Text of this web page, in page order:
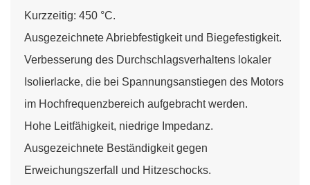
Kurzzeitig: 450 °C.
Ausgezeichnete Abriebfestigkeit und Biegefestigkeit.
Verbesserung des Durchschlagsverhaltens lokaler
Isolierlacke, die bei Spannungsanstiegen des Motors
im Hochfrequenzbereich aufgebracht werden.
Hohe Leitfähigkeit, niedrige Impedanz.
Ausgezeichnete Beständigkeit gegen
Erweichungszerfall und Hitzeschocks.